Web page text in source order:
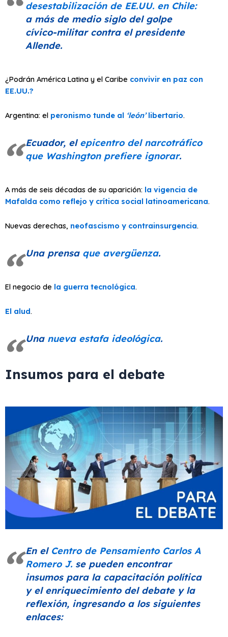
desestabilización de EE.UU. en Chile:
a más de medio siglo del golpe
cívico-militar contra el presidente
Allende.
¿Podrán América Latina y el Caribe convivir en paz con
EE.UU.?
Argentina: el peronismo tunde al ‘león’libertario.
Ecuador, el epicentro del narcotráfico
que Washington prefiere ignorar.
A más de seis décadas de su aparición: la vigencia de
Mafalda como reflejo y crítica social latinoamericana.
Nuevas derechas, neofascismo y contrainsurgencia.
Una prensa que avergüenza.
El negocio de la guerra tecnológica.
El alud.
Una nueva estafa ideológica.
Insumos para el debate
En el Centro de Pensamiento Carlos A
Romero J. se pueden encontrar
insumos para la capacitación política
y el enriquecimiento del debate y la
reflexión, ingresando a los siguientes
enlaces: